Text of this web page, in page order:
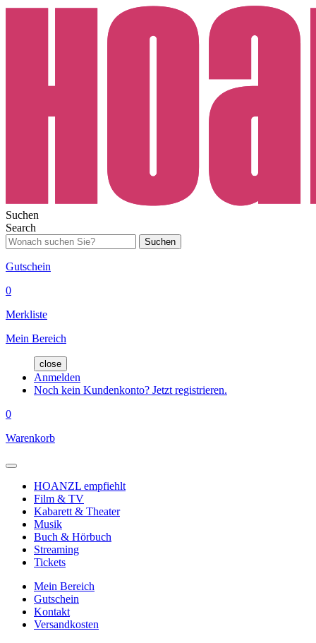
Suchen
Search
Suchen
Gutschein
0
Merkliste
Mein Bereich
close
Anmelden
Noch kein Kundenkonto? Jetzt registrieren.
0
Warenkorb
HOANZL empfiehlt
Film & TV
Kabarett & Theater
Musik
Buch & Hörbuch
Streaming
Tickets
Mein Bereich
Gutschein
Kontakt
Versandkosten